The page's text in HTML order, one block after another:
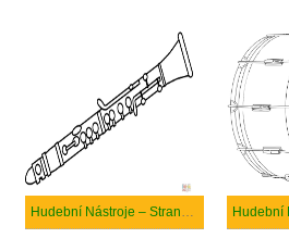
Hudební Nástroje – Strana 3